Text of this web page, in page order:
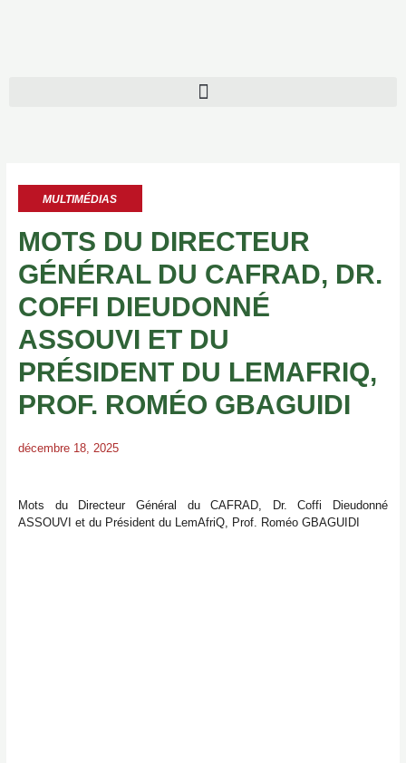
MULTIMÉDIAS
MOTS DU DIRECTEUR
GÉNÉRAL DU CAFRAD, DR.
COFFI DIEUDONNÉ
ASSOUVI ET DU
PRÉSIDENT DU LEMAFRIQ,
PROF. ROMÉO GBAGUIDI
décembre 18, 2025
Mots du Directeur Général du CAFRAD, Dr. Coffi Dieudonné
ASSOUVI et du Président du LemAfriQ, Prof. Roméo GBAGUIDI